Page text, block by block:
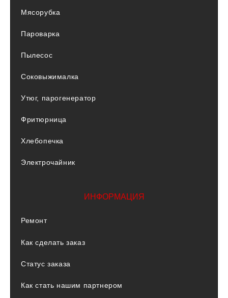
Мясорубка
Пароварка
Пылесос
Соковыжималка
Утюг, парогенератор
Фритюрница
Хлебопечка
Электрочайник
ИНФОРМАЦИЯ
Ремонт
Как сделать заказ
Статус заказа
Как стать нашим партнером